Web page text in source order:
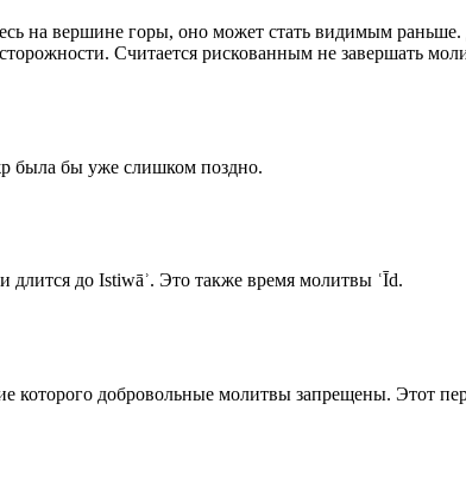
на вершине горы, оно может стать видимым
Считается рискованным не завершать
была бы уже слишком поздно.
длится до Istiwāʾ. Это также время молитвы ʿĪd.
которого добровольные молитвы запрещены. Этот